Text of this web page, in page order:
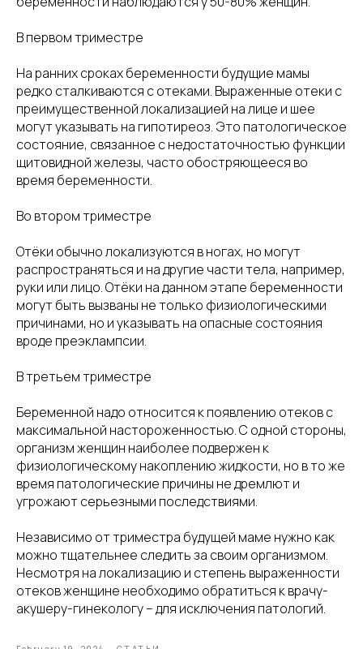
В первом триместре
На ранних сроках беременности будущие мамы
редко сталкиваются с отеками. Выраженные отеки с
преимущественной локализацией на лице и шее
могут указывать на гипотиреоз. Это патологическое
состояние, связанное с недостаточностью функции
щитовидной железы, часто обостряющееся во
время беременности.
Во втором триместре
Отёки обычно локализуются в ногах, но могут
распространяться и на другие части тела, например,
руки или лицо. Отёки на данном этапе беременности
могут быть вызваны не только физиологическими
причинами, но и указывать на опасные состояния
вроде преэклампсии.
В третьем триместре
Беременной надо относится к появлению отеков с
максимальной настороженностью. С одной стороны,
организм женщин наиболее подвержен к
физиологическому накоплению жидкости, но в то же
время патологические причины не дремлют и
угрожают серьезными последствиями.
Независимо от триместра будущей маме нужно как
можно тщательнее следить за своим организмом.
Несмотря на локализацию и степень выраженности
отеков женщине необходимо обратиться к врачу-
акушеру-гинекологу – для исключения патологий.